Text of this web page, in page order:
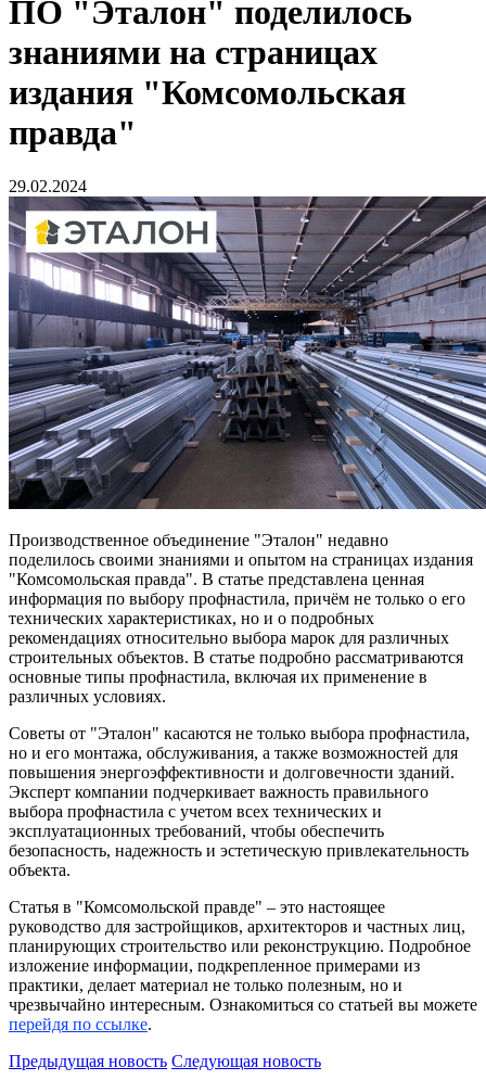
ПО "Эталон" поделилось
знаниями на страницах
издания "Комсомольская
правда"
29.02.2024
Производственное объединение "Эталон" недавно
поделилось своими знаниями и опытом на страницах издания
"Комсомольская правда". В статье представлена ценная
информация по выбору профнастила, причём не только о его
технических характеристиках, но и о подробных
рекомендациях относительно выбора марок для различных
строительных объектов. В статье подробно рассматриваются
основные типы профнастила, включая их применение в
различных условиях.
Советы от "Эталон" касаются не только выбора профнастила,
но и его монтажа, обслуживания, а также возможностей для
повышения энергоэффективности и долговечности зданий.
Эксперт компании подчеркивает важность правильного
выбора профнастила с учетом всех технических и
эксплуатационных требований, чтобы обеспечить
безопасность, надежность и эстетическую привлекательность
объекта.
Статья в "Комсомольской правде" – это настоящее
руководство для застройщиков, архитекторов и частных лиц,
планирующих строительство или реконструкцию. Подробное
изложение информации, подкрепленное примерами из
практики, делает материал не только полезным, но и
чрезвычайно интересным. Ознакомиться со статьей вы можете
перейдя по ссылке.
Предыдущая новость Следующая новость